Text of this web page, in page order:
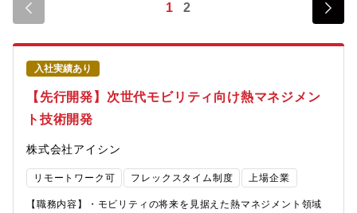
1 2
入社実績あり
【先行開発】次世代モビリティ向け熱マネジメン
ト技術開発
株式会社アイシン
リモートワーク可 フレックスタイム制度 上場企業
【職務内容】・モビリティの将来を見据えた熱マネジメント領域